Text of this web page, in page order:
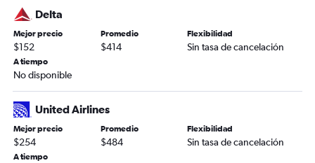
Delta
Mejor precio
$152
Promedio
$414
Flexibilidad
Sin tasa de cancelación
A tiempo
No disponible
United Airlines
Mejor precio
$254
Promedio
$484
Flexibilidad
Sin tasa de cancelación
A tiempo